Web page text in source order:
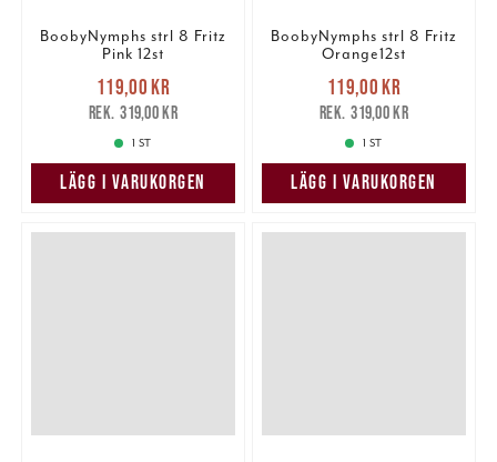
BoobyNymphs strl 8 Fritz
Pink 12st
Nuvarande pris
119,00 krTidigare pris
319,00 kr
119,00 kr
319,00 kr
1 ST
LÄGG I VARUKORGEN
BoobyNymphs strl 8 Fritz
Orange12st
Nuvarande pris
119,00 krTidigare pris
319,00 kr
119,00 kr
319,00 kr
1 ST
LÄGG I VARUKORGEN